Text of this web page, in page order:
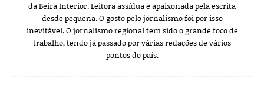
da Beira Interior. Leitora assídua e apaixonada pela escrita
desde pequena. O gosto pelo jornalismo foi por isso
inevitável. O jornalismo regional tem sido o grande foco de
trabalho, tendo já passado por várias redações de vários
pontos do país.